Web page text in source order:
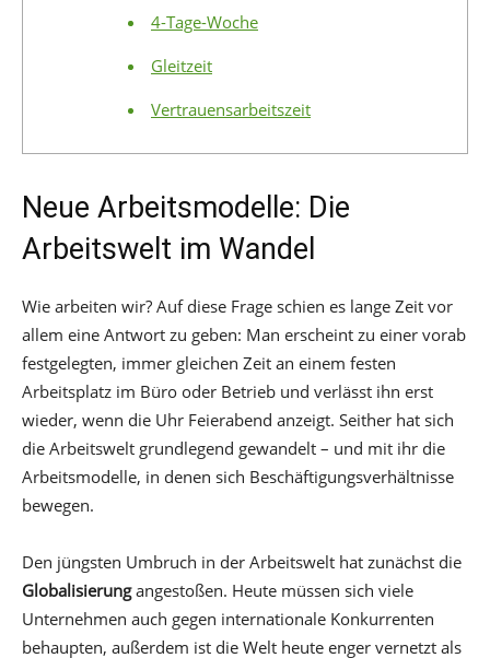
4-Tage-Woche
Gleitzeit
Vertrauensarbeitszeit
Neue Arbeitsmodelle: Die
Arbeitswelt im Wandel
Wie arbeiten wir? Auf diese Frage schien es lange Zeit vor
allem eine Antwort zu geben: Man erscheint zu einer vorab
festgelegten, immer gleichen Zeit an einem festen
Arbeitsplatz im Büro oder Betrieb und verlässt ihn erst
wieder, wenn die Uhr Feierabend anzeigt. Seither hat sich
die Arbeitswelt grundlegend gewandelt – und mit ihr die
Arbeitsmodelle, in denen sich Beschäftigungsverhältnisse
bewegen.
Den jüngsten Umbruch in der Arbeitswelt hat zunächst die
Globalisierungangestoßen. Heute müssen sich viele
Unternehmen auch gegen internationale Konkurrenten
behaupten, außerdem ist die Welt heute enger vernetzt als